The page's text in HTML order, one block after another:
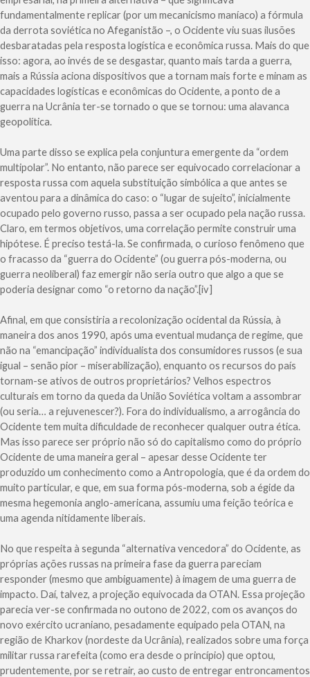
fundamentalmente replicar (por um mecanicismo maníaco) a fórmula
da derrota soviética no Afeganistão –, o Ocidente viu suas ilusões
desbaratadas pela resposta logística e econômica russa. Mais do que
isso: agora, ao invés de se desgastar, quanto mais tarda a guerra,
mais a Rússia aciona dispositivos que a tornam mais forte e minam as
capacidades logísticas e econômicas do Ocidente, a ponto de a
guerra na Ucrânia ter-se tornado o que se tornou: uma alavanca
geopolítica.
Uma parte disso se explica pela conjuntura emergente da “ordem
multipolar”. No entanto, não parece ser equivocado correlacionar a
resposta russa com aquela substituição simbólica a que antes se
aventou para a dinâmica do caso: o “lugar de sujeito”, inicialmente
ocupado pelo governo russo, passa a ser ocupado pela nação russa.
Claro, em termos objetivos, uma correlação permite construir uma
hipótese. É preciso testá-la. Se confirmada, o curioso fenômeno que
o fracasso da “guerra do Ocidente” (ou guerra pós-moderna, ou
guerra neoliberal) faz emergir não seria outro que algo a que se
poderia designar como “o retorno da nação”.[iv]
Afinal, em que consistiria a recolonização ocidental da Rússia, à
maneira dos anos 1990, após uma eventual mudança de regime, que
não na “emancipação” individualista dos consumidores russos (e sua
igual – senão pior – miserabilização), enquanto os recursos do país
tornam-se ativos de outros proprietários? Velhos espectros
culturais em torno da queda da União Soviética voltam a assombrar
(ou seria… a rejuvenescer?). Fora do individualismo, a arrogância do
Ocidente tem muita dificuldade de reconhecer qualquer outra ética.
Mas isso parece ser próprio não só do capitalismo como do próprio
Ocidente de uma maneira geral – apesar desse Ocidente ter
produzido um conhecimento como a Antropologia, que é da ordem do
muito particular, e que, em sua forma pós-moderna, sob a égide da
mesma hegemonia anglo-americana, assumiu uma feição teórica e
uma agenda nitidamente liberais.
No que respeita à segunda “alternativa vencedora” do Ocidente, as
próprias ações russas na primeira fase da guerra pareciam
responder (mesmo que ambiguamente) à imagem de uma guerra de
impacto. Daí, talvez, a projeção equivocada da OTAN. Essa projeção
parecia ver-se confirmada no outono de 2022, com os avanços do
novo exército ucraniano, pesadamente equipado pela OTAN, na
região de Kharkov (nordeste da Ucrânia), realizados sobre uma força
militar russa rarefeita (como era desde o princípio) que optou,
prudentemente, por se retrair, ao custo de entregar entroncamentos